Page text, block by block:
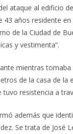
ataque al edificio
años residente
de la Ciudad de
y vestimenta”.
mientras
de la casa de
tuvo resistencia a
además que
Se trata de José